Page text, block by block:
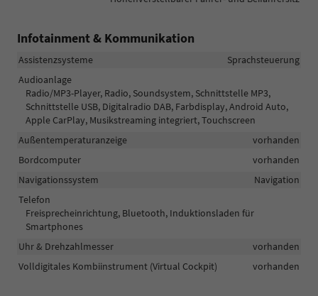
Infotainment & Kommunikation
Assistenzsysteme
Sprachsteuerung
Audioanlage
Radio/MP3-Player, Radio, Soundsystem, Schnittstelle MP3,
Schnittstelle USB, Digitalradio DAB, Farbdisplay, Android Auto,
Apple CarPlay, Musikstreaming integriert, Touchscreen
Außentemperaturanzeige
vorhanden
Bordcomputer
vorhanden
Navigationssystem
Navigation
Telefon
Freisprecheinrichtung, Bluetooth, Induktionsladen für
Smartphones
Uhr & Drehzahlmesser
vorhanden
Volldigitales Kombiinstrument (Virtual Cockpit)
vorhanden